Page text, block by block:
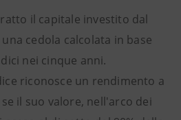
il capitale investito dal
cedola calcolata in base
nei cinque anni.
riconosce un rendimento a
il suo valore, nell'arco dei